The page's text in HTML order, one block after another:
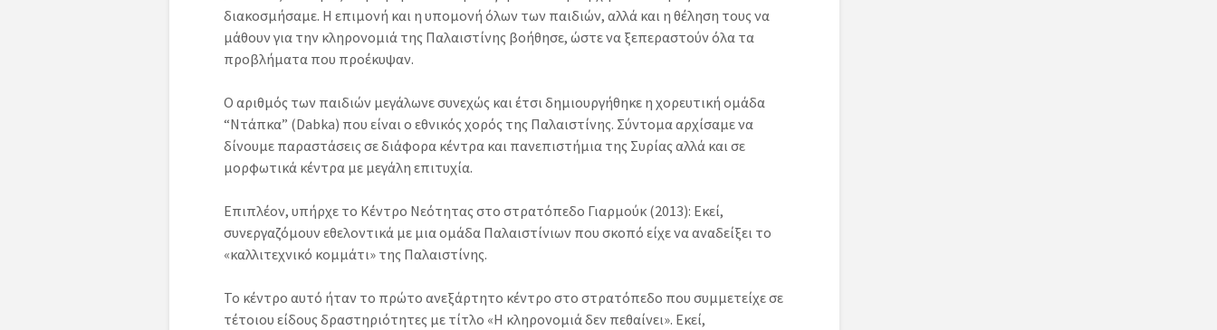
διακοσμήσαμε. Η επιμονή και η υπομονή όλων των παιδιών, αλλά και η θέληση τους να
μάθουν για την κληρονομιά της Παλαιστίνης βοήθησε, ώστε να ξεπεραστούν όλα τα
προβλήματα που προέκυψαν.
Ο αριθμός των παιδιών μεγάλωνε συνεχώς και έτσι δημιουργήθηκε η χορευτική ομάδα
“Ντάπκα” (Dabka) που είναι ο εθνικός χορός της Παλαιστίνης. Σύντομα αρχίσαμε να
δίνουμε παραστάσεις σε διάφορα κέντρα και πανεπιστήμια της Συρίας αλλά και σε
μορφωτικά κέντρα με μεγάλη επιτυχία.
Επιπλέον, υπήρχε το Κέντρο Νεότητας στο στρατόπεδο Γιαρμούκ (2013): Εκεί,
συνεργαζόμουν εθελοντικά με μια ομάδα Παλαιστίνιων που σκοπό είχε να αναδείξει το
«καλλιτεχνικό κομμάτι» της Παλαιστίνης.
Το κέντρο αυτό ήταν το πρώτο ανεξάρτητο κέντρο στο στρατόπεδο που συμμετείχε σε
τέτοιου είδους δραστηριότητες με τίτλο «Η κληρονομιά δεν πεθαίνει». Εκεί,